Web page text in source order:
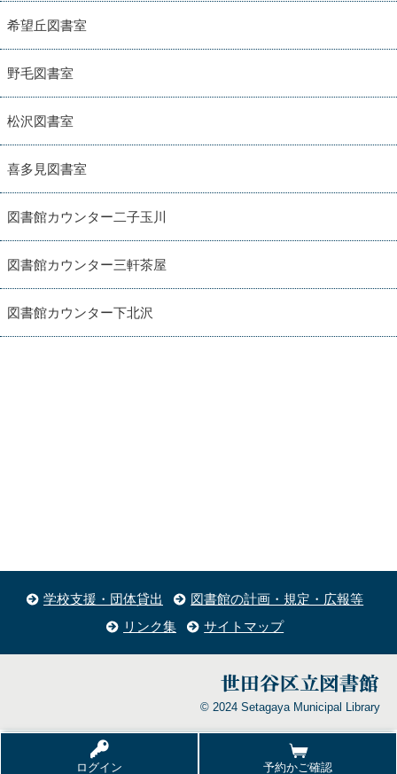
ログイン 予約かご確認
希望丘図書室
野毛図書室
松沢図書室
喜多見図書室
図書館カウンター二子玉川
図書館カウンター三軒茶屋
図書館カウンター下北沢
学校支援・団体貸出
図書館の計画・規定・広報等
リンク集
サイトマップ
© 2024 Setagaya Municipal Library